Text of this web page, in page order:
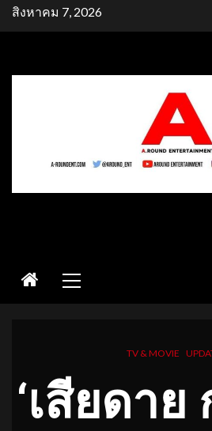
Skipสิงหาคม 7, 2026
Menu
TV & MOVIE
‘เสียดาย